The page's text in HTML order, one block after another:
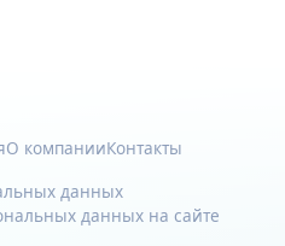
О компанииКонтакты
данных
данных на сайте